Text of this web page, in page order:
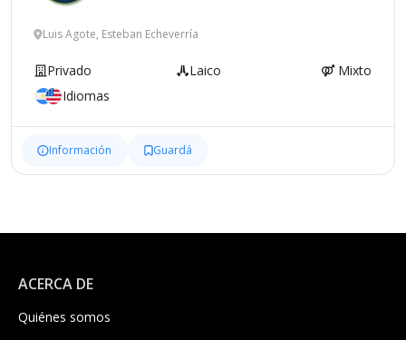
Luis Agote, Esteban Echeverría
Privado Laico
Mixto
Idiomas
Información Guardá
ACERCA DE
Quiénes somos